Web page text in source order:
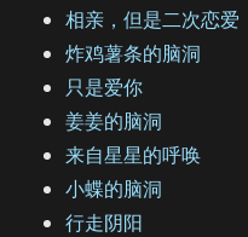
相亲，但是二次恋爱
炸鸡薯条的脑洞
只是爱你
姜姜的脑洞
来自星星的呼唤
小蝶的脑洞
行走阴阳